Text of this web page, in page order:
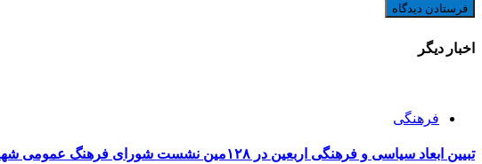
اخبار دیگر
فرهنگی
تبیین ابعاد سیاسی و فرهنگی اربعین در ۱۲۸مین نشست شورای فرهنگ عمومی شهرستان ری